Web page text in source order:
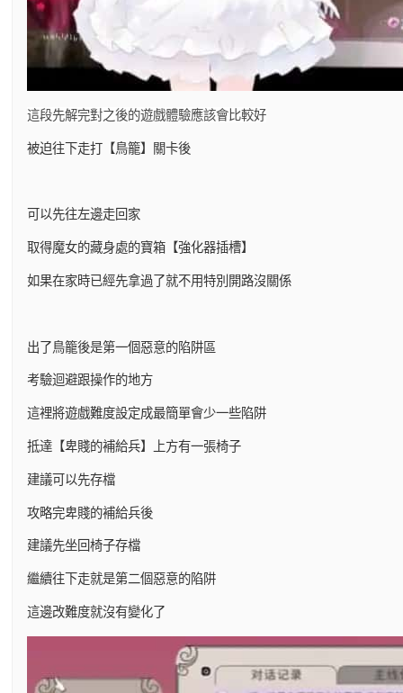
這段先解完對之後的遊戲體驗應該會比較好
被迫往下走打【鳥籠】關卡後
可以先往左邊走回家
取得魔女的藏身處的寶箱【強化器插槽】
如果在家時已經先拿過了就不用特別開路沒關係
出了鳥籠後是第一個惡意的陷阱區
考驗迴避跟操作的地方
這裡將遊戲難度設定成最簡單會少一些陷阱
抵達【卑賤的補給兵】上方有一張椅子
建議可以先存檔
攻略完卑賤的補給兵後
建議先坐回椅子存檔
繼續往下走就是第二個惡意的陷阱
這邊改難度就沒有變化了